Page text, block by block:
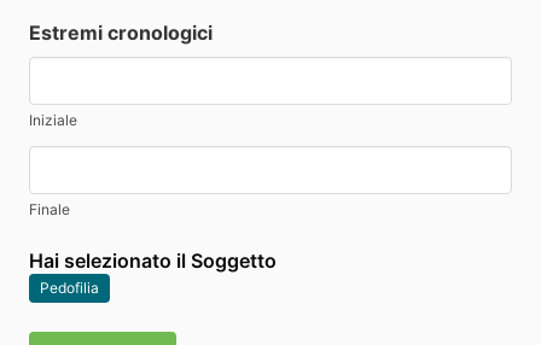
Estremi cronologici
Iniziale
Finale
Hai selezionato il Soggetto
Pedofilia